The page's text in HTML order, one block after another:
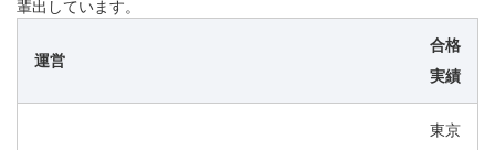
輩出しています。
運営
合格
実績
東京